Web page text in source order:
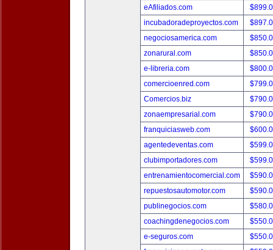
eAfiliados.com
incubadoradeproyectos.com
negociosamerica.com
zonarural.com
e-libreria.com
comercioenred.com
Comercios.biz
zonaempresarial.com
franquiciasweb.com
agentedeventas.com
clubimportadores.com
entrenamientocomercial.com
repuestosautomotor.com
publinegocios.com
coachingdenegocios.com
e-seguros.com